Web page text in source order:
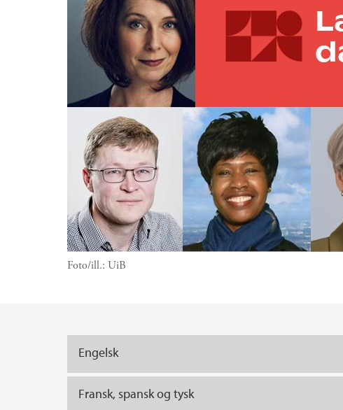
Foto/ill.: UiB
Hovedinnhold
Engelsk
Fransk, spansk og tysk